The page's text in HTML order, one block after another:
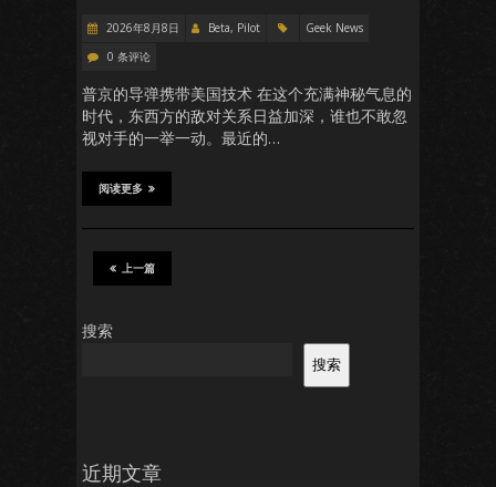
2026年8月8日 Beta, Pilot
Geek News
0 条评论
普京的导弹携带美国技术 在这个充满神秘气息的
时代，东西方的敌对关系日益加深，谁也不敢忽
视对手的一举一动。最近的…
阅读更多
上一篇
搜索
搜索
近期文章